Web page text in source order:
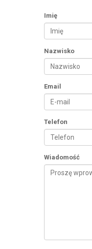
Imię
Nazwisko
Email
Telefon
Wiadomość